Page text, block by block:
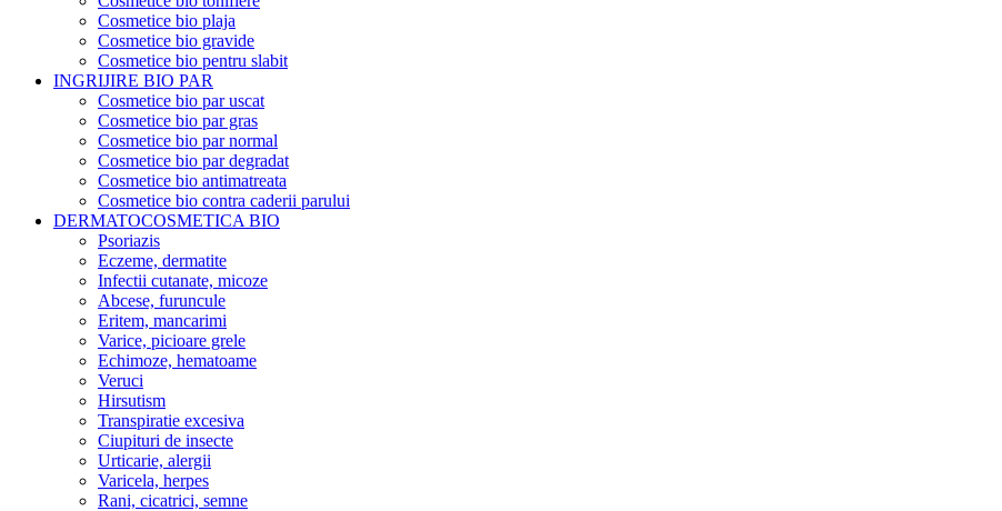
Cosmetice bio plaja
Cosmetice bio gravide
Cosmetice bio pentru slabit
INGRIJIRE BIO PAR
Cosmetice bio par uscat
Cosmetice bio par gras
Cosmetice bio par normal
Cosmetice bio par degradat
Cosmetice bio antimatreata
Cosmetice bio contra caderii parului
DERMATOCOSMETICA BIO
Psoriazis
Eczeme, dermatite
Infectii cutanate, micoze
Abcese, furuncule
Eritem, mancarimi
Varice, picioare grele
Echimoze, hematoame
Veruci
Hirsutism
Transpiratie excesiva
Ciupituri de insecte
Urticarie, alergii
Varicela, herpes
Rani, cicatrici, semne